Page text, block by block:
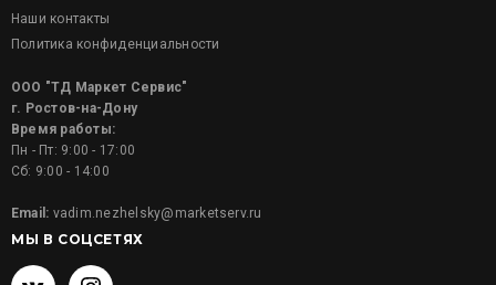
Наши контакты
Политика конфиденциальности
ООО "ТД Маркет Сервис"
г. Ростов-на-Дону
Время работы:
Пн - Пт: 9:00 - 17:00
Сб: 9:00 - 14:00
Email: vadim.nezhelsky@marketserv.ru
МЫ В СОЦСЕТЯХ